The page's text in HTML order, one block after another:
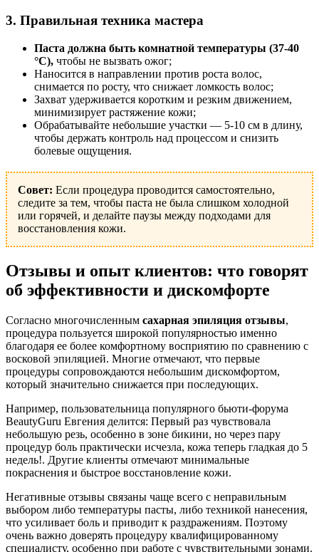
3. Правильная техника мастера
Паста должна быть комнатной температуры (37-40
°C), чтобы не вызвать ожог;
Наносится в направлении против роста волос,
снимается по росту, что снижает ломкость волос;
Захват удерживается коротким и резким движением,
минимизирует растяжение кожи;
Обрабатывайте небольшие участки — 5-10 см в длину,
чтобы держать контроль над процессом и снизить
болевые ощущения.
Совет: Если процедура проводится самостоятельно,
следите за тем, чтобы паста не была слишком холодной
или горячей, и делайте паузы между подходами для
восстановления кожи.
Отзывы и опыт клиентов: что говорят
об эффективности и дискомфорте
Согласно многочисленным сахарная эпиляция отзывы,
процедура пользуется широкой популярностью именно
благодаря ее более комфортному восприятию по сравнению с
восковой эпиляцией. Многие отмечают, что первые
процедуры сопровождаются небольшим дискомфортом,
который значительно снижается при последующих.
Например, пользовательница популярного бьюти-форума
BeautyGuru Евгения делится: Первый раз чувствовала
небольшую резь, особенно в зоне бикини, но через пару
процедур боль практически исчезла, кожа теперь гладкая до 5
недель!. Другие клиенты отмечают минимальные
покраснения и быстрое восстановление кожи.
Негативные отзывы связаны чаще всего с неправильным
выбором либо температуры пасты, либо техникой нанесения,
что усиливает боль и приводит к раздражениям. Поэтому
очень важно доверять процедуру квалифицированному
специалисту, особенно при работе с чувствительными зонами.